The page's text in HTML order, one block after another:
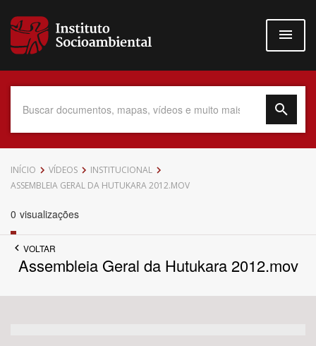
para
conteúdo
Data do Documento
Até
INÍCIO VÍDEOS
INSTITUCIONAL
ASSEMBLEIA GERAL DA HUTUKARA 2012.MOV
0 visualizações
VOLTAR
Assembleia Geral da Hutukara 2012.mov